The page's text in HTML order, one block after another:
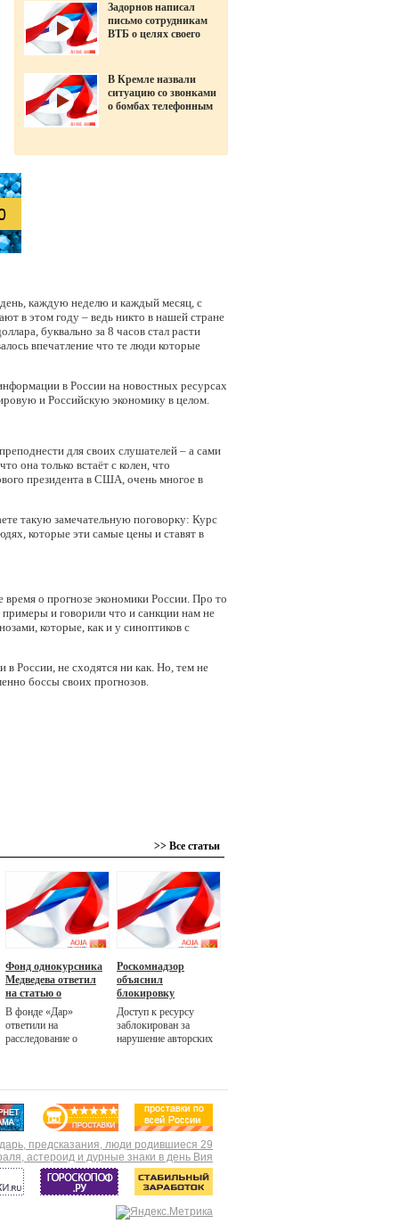
Задорнов написал
письмо сотрудникам
ВТБ о целях своего
В Кремле назвали
ситуацию со звонками
о бомбах телефонным
каждую неделю и каждый месяц, с
в этом году – ведь никто в нашей стране
буквально за 8 часов стал расти
впечатление что те люди которые
в России на новостных ресурсах
и Российскую экономику в целом.
для своих слушателей – а сами
она только встаёт с колен, что
президента в США, очень многое в
такую замечательную поговорку: Курс
которые эти самые цены и ставят в
о прогнозе экономики России. Про то
примеры и говорили что и санкции нам не
которые, как и у синоптиков с
в России, не сходятся ни как. Но, тем не
боссы своих прогнозов.
>> Все статьи
Фонд однокурсника
Медведева ответил
на статью о
«ривьере» для
премьера
В фонде «Дар»
ответили на
расследование о
Дмитрия Медведева
площадью 16 га.
Участок был куплен,
но на нем ничего не
строится, заявили в
фонде
Роскомнадзор
объяснил
блокировку
«Компромат.ру»
Доступ к ресурсу
заблокирован за
нарушение авторских
заявили РБК в
Роскомнадзоре. На
момент публикации
одно из зеркал сайта
оставалось доступным